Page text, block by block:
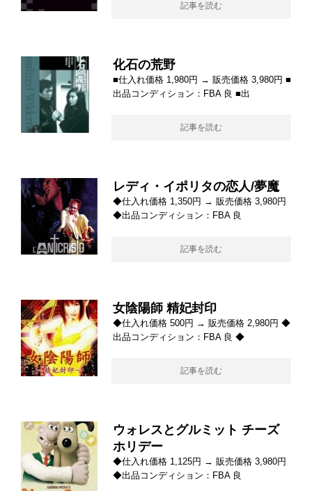
記事を読む
化石の荒野
■仕入れ価格 1,980円 → 販売価格 3,980円 ■
出品コンディション：FBA 良 ■出
記事を読む
レディ・イポリタの恋人/夢魔
◆仕入れ価格 1,350円 → 販売価格 3,980円
◆出品コンディション：FBA 良
記事を読む
女陰陽師 精妃封印
◆仕入れ価格 500円 → 販売価格 2,980円 ◆
出品コンディション：FBA 良 ◆
記事を読む
ウォレスとグルミット チーズ
ホリデー
◆仕入れ価格 1,125円 → 販売価格 3,980円
◆出品コンディション：FBA 良